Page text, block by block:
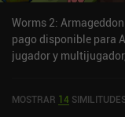
Worms 2:
pago disponible para
jugador y
sobre 5,0 en Google
MOSTRAR 14